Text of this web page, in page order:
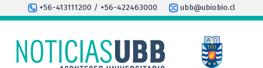
+56-413111200 / +56-422463000 ubb@ubiobio.cl